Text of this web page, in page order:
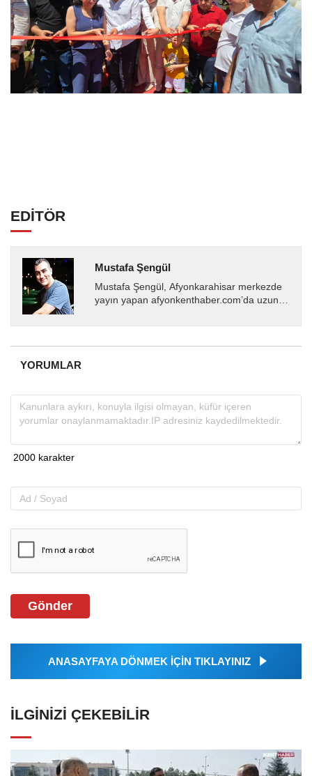
EDİTÖR
Mustafa Şengül
Mustafa Şengül, Afyonkarahisar merkezde
yayın yapan afyonkenthaber.com’da uzun
almakta, haber akışı...
YORUMLAR
Gönder
ANASAYFAYA DÖNMEK İÇİN TIKLAYINIZ
İLGINIZI ÇEKEBILIR